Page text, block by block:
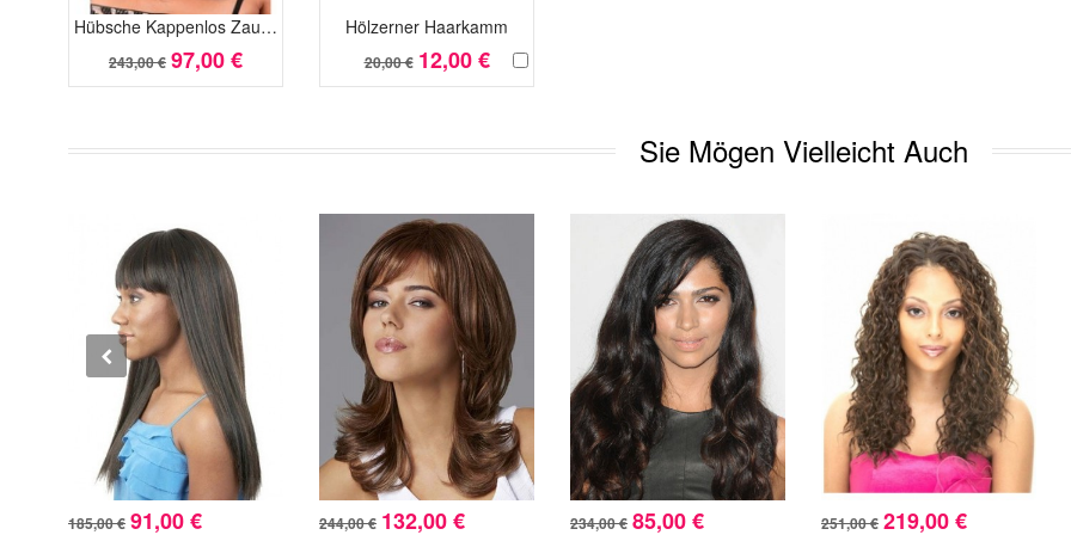
Hübsche Kappenlos Zauberhafte Synthetische Perücke
243,00 € 97,00 €
Hölzerner Haarkamm
20,00 € 12,00 €
Sie Mögen Vielleicht Auch
185,00 € 91,00 € 244,00 € 132,00 € 234,00 € 85,00 € 251,00 € 219,00 €